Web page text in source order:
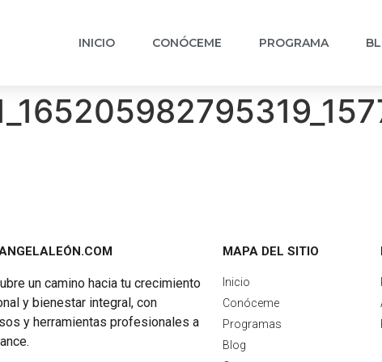
INICIO‎ CONÓCEME PROGRAMA
un camino hacia tu crecimiento
y bienestar integral, con
y herramientas profesionales a
MAPA DEL SITIO
Inicio
Conóceme
Programas
Blog